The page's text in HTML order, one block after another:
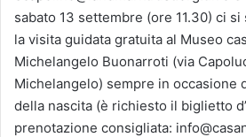
sabato 13 settembre (ore 11.30) ci
la visita guidata gratuita al Museo
Michelangelo Buonarroti (via
Michelangelo) sempre in occasione
della nascita (è richiesto il biglietto
prenotazione consigliata: